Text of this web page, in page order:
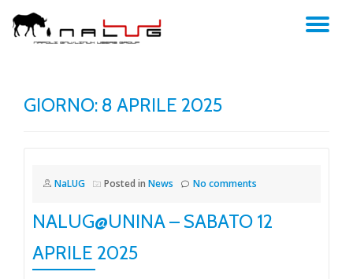
Skip
GIORNO: 8 APRILE 2025
NaLUG Posted in News No comments
NALUG@UNINA – SABATO 12
APRILE 2025